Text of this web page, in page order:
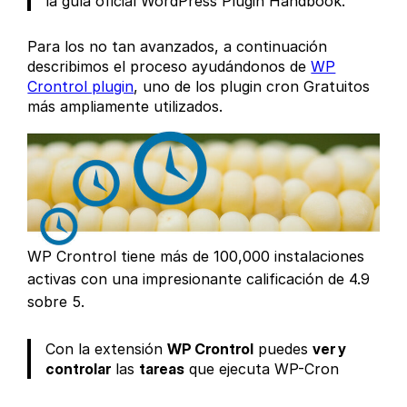
Para los no tan avanzados, a continuación
describimos el proceso ayudándonos deWP
Crontrol plugin, uno de los plugin cron Gratuitos
más ampliamente utilizados.
WP Crontrol tiene más de 100,000 instalaciones
activas con una impresionante calificación de 4.9
sobre 5.
Con la extensiónWP Crontrol puedesver y
controlar las tareas que ejecuta WP-Cron